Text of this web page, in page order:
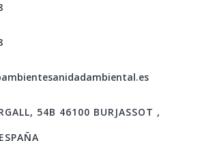
54B 46100 BURJASSOT ,